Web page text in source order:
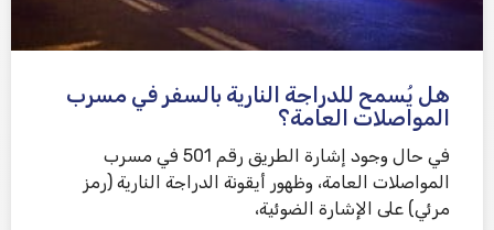
هل يُسمح للدراجة النارية بالسفر في مسرب
المواصلات العامة؟
في حال وجود إشارة الطريق رقم 501 في مسرب
المواصلات العامة، وظهور أيقونة الدراجة النارية (رمز
مرئي) على الإشارة الضوئية،